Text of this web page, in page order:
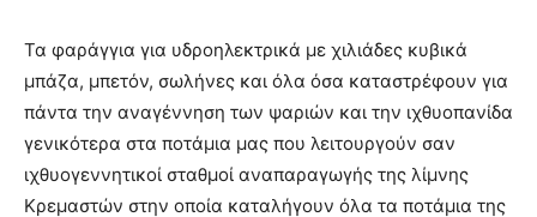
Τα φαράγγια για υδροηλεκτρικά με χιλιάδες κυβικά
μπάζα, μπετόν, σωλήνες και όλα όσα καταστρέφουν για
πάντα την αναγέννηση των ψαριών και την ιχθυοπανίδα
γενικότερα στα ποτάμια μας που λειτουργούν σαν
ιχθυογεννητικοί σταθμοί αναπαραγωγής της λίμνης
Κρεμαστών στην οποία καταλήγουν όλα τα ποτάμια της